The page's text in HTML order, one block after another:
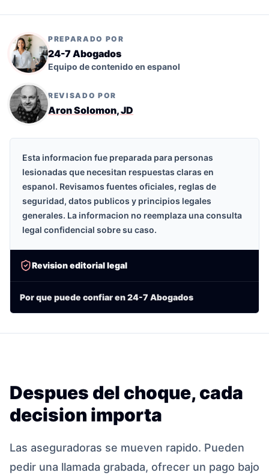
PREPARADO POR
24-7 Abogados
Equipo de contenido en espanol
REVISADO POR
Aron Solomon, JD
Esta informacion fue preparada para personas
lesionadas que necesitan respuestas claras en
espanol. Revisamos fuentes oficiales, reglas de
seguridad, datos publicos y principios legales
generales. La informacion no reemplaza una consulta
legal confidencial sobre su caso.
Revision editorial legal
Por que puede confiar en 24-7 Abogados
Despues del choque, cada
decision importa
Las aseguradoras se mueven rapido. Pueden
pedir una llamada grabada, ofrecer un pago bajo